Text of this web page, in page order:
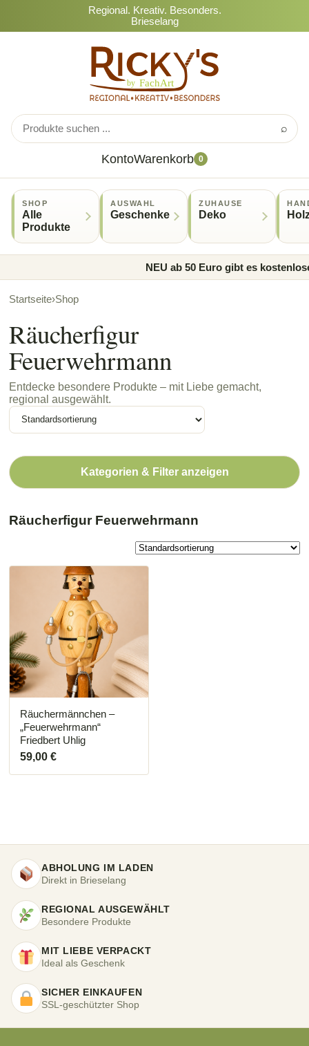
Regional. Kreativ. Besonders.
Brieselang
⌕
KontoWarenkorb 0
SHOP
Alle
Produkte
AUSWAHL
Geschenke
ZUHAUSE
Deko
NEU ab 50 Euro gibt es
Startseite›Shop
Räucherfigur
Feuerwehrmann
Entdecke besondere Produkte – mit Liebe gemacht,
regional ausgewählt.
Kategorien & Filter anzeigen
Räucherfigur Feuerwehrmann
Räuchermännchen –
„Feuerwehrmann“
Friedbert Uhlig
59,00 €
ABHOLUNG IM LADEN
Direkt in Brieselang
REGIONAL AUSGEWÄHLT
Besondere Produkte
MIT LIEBE VERPACKT
Ideal als Geschenk
SICHER EINKAUFEN
SSL-geschützter Shop